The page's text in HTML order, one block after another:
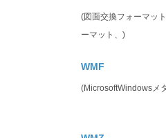
(図面交換フォーマッ
ーマット、)
WMF
(MicrosoftWindowsメ